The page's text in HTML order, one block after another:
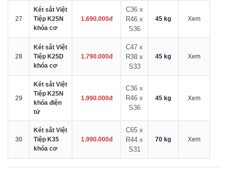
27
Két sắt Việt
Tiệp K25N
khóa cơ
1.690.000đ
C36 x
R46 x
S36
45 kg Xem
28
Két sắt Việt
Tiệp K25D
khóa cơ
1.790.000đ
C47 x
R38 x
S33
45 kg Xem
29
Két sắt Việt
Tiệp K25N
khóa điện
tử
1.990.000đ
C36 x
R46 x
S36
45 kg Xem
30
Két sắt Việt
Tiệp K35
khóa cơ
1.990.000đ
C65 x
R44 x
S31
70 kg Xem